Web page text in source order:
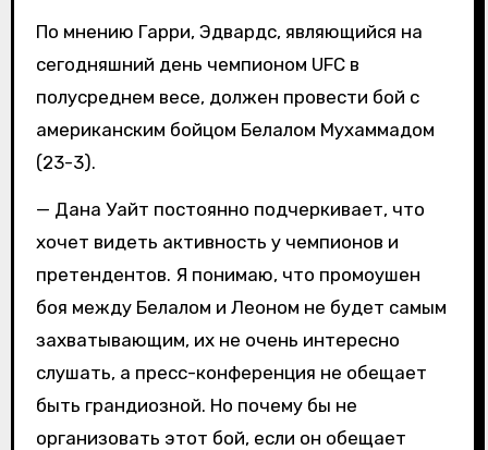
По мнению Гарри, Эдвардс, являющийся на
сегодняшний день чемпионом UFC в
полусреднем весе, должен провести бой с
американским бойцом Белалом Мухаммадом
(23-3).
— Дана Уайт постоянно подчеркивает, что
хочет видеть активность у чемпионов и
претендентов. Я понимаю, что промоушен
боя между Белалом и Леоном не будет самым
захватывающим, их не очень интересно
слушать, а пресс-конференция не обещает
быть грандиозной. Но почему бы не
организовать этот бой, если он обещает